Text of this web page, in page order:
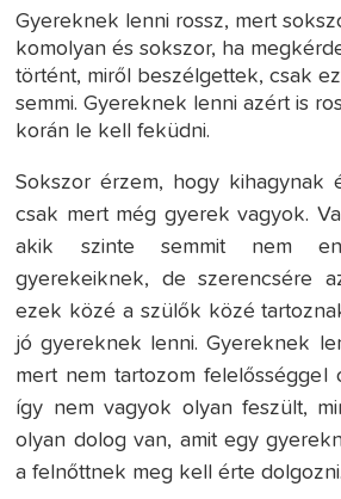
Gyereknek lenni rossz, mert
komolyan és sokszor, ha
történt, miről beszélgettek, csak
semmi. Gyereknek lenni azért is
korán le kell feküdni.
Sokszor érzem, hogy kihagynak
csak mert még gyerek vagyok.
akik szinte semmit nem
gyerekeiknek, de szerencsére
ezek közé a szülők közé
jó gyereknek lenni. Gyereknek
mert nem tartozom felelősséggel
így nem vagyok olyan feszült,
olyan dolog van, amit egy
a felnőttnek meg kell érte dolgozni.